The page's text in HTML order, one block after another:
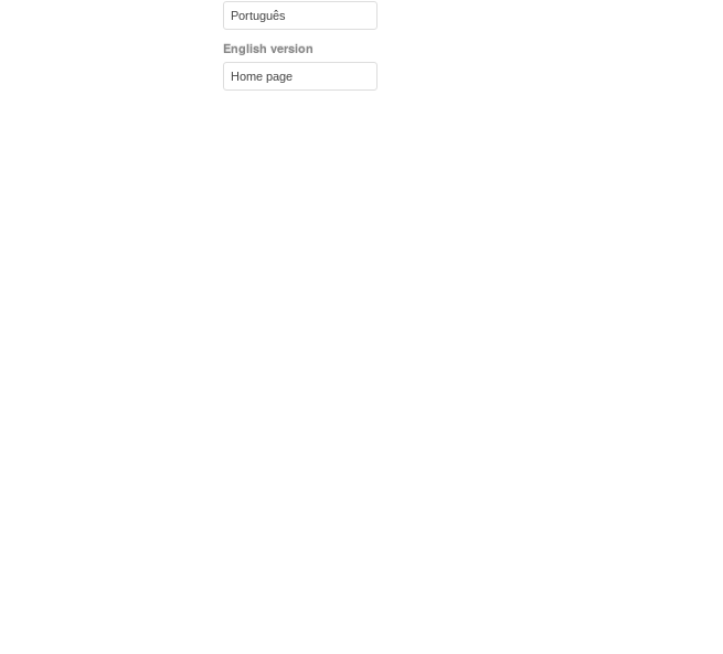
Português
English version
Home page